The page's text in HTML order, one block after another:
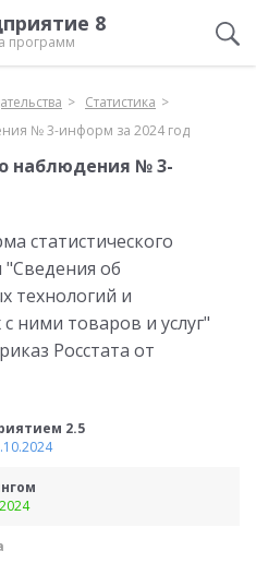
8
программ
Статистика
№ 3-информ за 2024 год
наблюдения № 3-
статистического
об
технологий и
ними товаров и услуг"
Росстата от
2.5